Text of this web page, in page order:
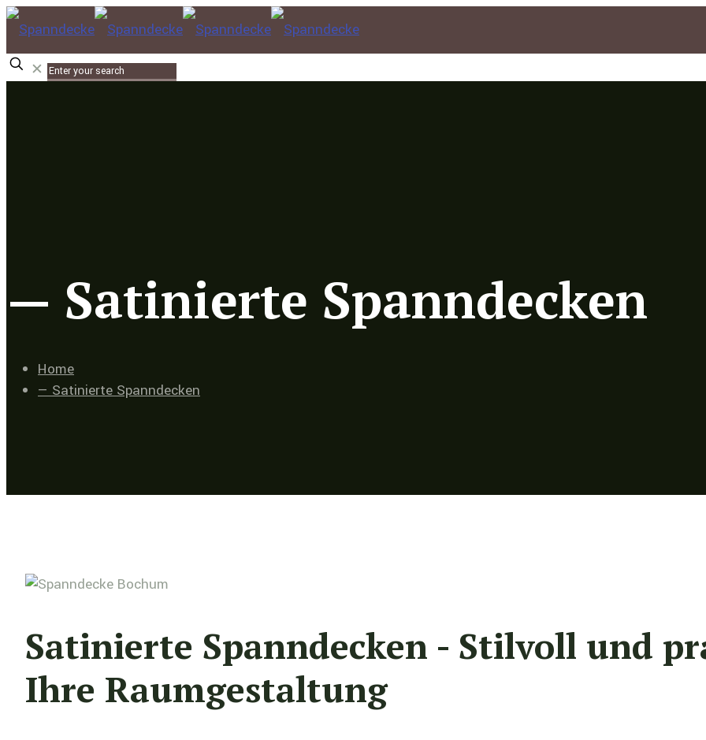
✕
— Satinierte Spanndecken
Home
— Satinierte Spanndecken
Satinierte Spanndecken - Stilvoll und
Ihre Raumgestaltung